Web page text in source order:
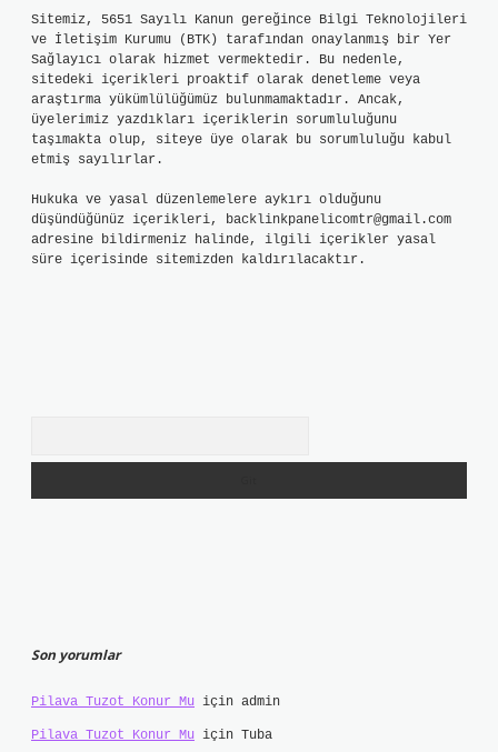
Sitemiz, 5651 Sayılı Kanun gereğince Bilgi Teknolojileri
ve İletişim Kurumu (BTK) tarafından onaylanmış bir Yer
Sağlayıcı olarak hizmet vermektedir. Bu nedenle,
sitedeki içerikleri proaktif olarak denetleme veya
araştırma yükümlülüğümüz bulunmamaktadır. Ancak,
üyelerimiz yazdıkları içeriklerin sorumluluğunu
taşımakta olup, siteye üye olarak bu sorumluluğu kabul
etmiş sayılırlar.
Hukuka ve yasal düzenlemelere aykırı olduğunu
düşündüğünüz içerikleri, backlinkpanelicomtr@gmail.com
adresine bildirmeniz halinde, ilgili içerikler yasal
süre içerisinde sitemizden kaldırılacaktır.
Son yorumlar
Pilava Tuzot Konur Mu için admin
Pilava Tuzot Konur Mu için Tuba